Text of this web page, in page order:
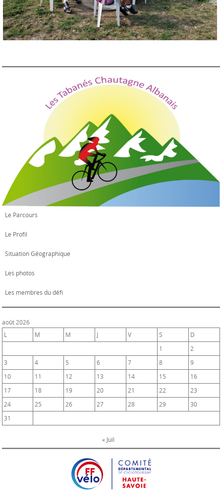
Le Parcours
Le Profil
Situation Géographique
Les photos
Les membres du défi
août 2026
L
M M J V S
D
1
2
3
4 5 6 7 8
9
10
11 12 13 14 15
16
17
18 19 20 21 22
23
24
25 26 27 28 29
30
31
« Juil